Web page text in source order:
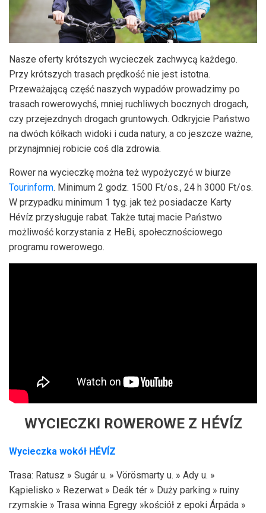
Nasze oferty krótszych wycieczek zachwycą każdego.
Przy krótszych trasach prędkość nie jest istotna.
Przeważającą część naszych wypadów prowadzimy po
trasach rowerowychś, mniej ruchliwych bocznych drogach,
czy przejezdnych drogach gruntowych. Odkryjcie Państwo
na dwóch kółkach widoki i cuda natury, a co jeszcze ważne,
przynajmniej robicie coś dla zdrowia.
Rower na wycieczkę można też wypożyczyć w biurze
Tourinform. Minimum 2 godz. 1500 Ft/os., 24 h 3000 Ft/os.
W przypadku minimum 1 tyg. jak też posiadacze Karty
Hévíz przysługuje rabat. Także tutaj macie Państwo
możliwość korzystania z HeBi, społecznościowego
programu rowerowego.
WYCIECZKI ROWEROWE Z HÉVÍZ
Wycieczka wokół HÉVÍZ
Trasa: Ratusz » Sugár u. » Vörösmarty u. » Ady u. »
Kąpielisko » Rezerwat » Deák tér » Duży parking » ruiny
rzymskie » Trasa winna Egregy »kościół z epoki Árpáda »